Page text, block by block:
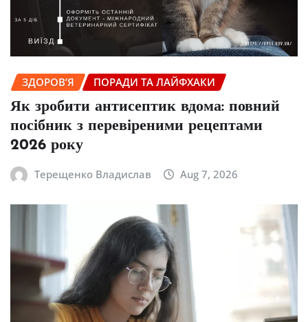
ЗДОРОВ’Я ПОРАДИ ТА ЛАЙФХАКИ
Як зробити антисептик вдома: повний
посібник з перевіреними рецептами
2026 року
Терещенко Владислав Aug 7, 2026